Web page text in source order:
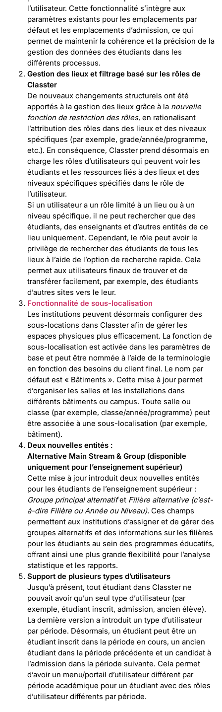
l’utilisateur. Cette fonctionnalité s’intègre aux
paramètres existants pour les emplacements par
défaut et les emplacements d’admission, ce qui
permet de maintenir la cohérence et la précision de la
gestion des données des étudiants dans les
différents processus.
Gestion des lieux et filtrage basé sur les rôles de
Classter
De nouveaux changements structurels ont été
apportés à la gestion des lieux grâce à la nouvelle
fonction de restriction des rôles, en rationalisant
l’attribution des rôles dans des lieux et des niveaux
spécifiques (par exemple, grade/année/programme,
etc.). En conséquence, Classter prend désormais en
charge les rôles d’utilisateurs qui peuvent voir les
étudiants et les ressources liés à des lieux et des
niveaux spécifiques spécifiés dans le rôle de
l’utilisateur.
Si un utilisateur a un rôle limité à un lieu ou à un
niveau spécifique, il ne peut rechercher que des
étudiants, des enseignants et d’autres entités de ce
lieu uniquement. Cependant, le rôle peut avoir le
privilège de rechercher des étudiants de tous les
lieux à l’aide de l’option de recherche rapide. Cela
permet aux utilisateurs finaux de trouver et de
transférer facilement, par exemple, des étudiants
d’autres sites vers le leur.
Fonctionnalité de sous-localisation
Les institutions peuvent désormais configurer des
sous-locations dans Classter afin de gérer les
espaces physiques plus efficacement. La fonction de
sous-localisation est activée dans les paramètres de
base et peut être nommée à l’aide de la terminologie
en fonction des besoins du client final. Le nom par
défaut est « Bâtiments ». Cette mise à jour permet
d’organiser les salles et les installations dans
différents bâtiments ou campus. Toute salle ou
classe (par exemple, classe/année/programme) peut
être associée à une sous-localisation (par exemple,
bâtiment).
Deux nouvelles entités :
Alternative Main Stream & Group (disponible
uniquement pour l’enseignement supérieur)
Cette mise à jour introduit deux nouvelles entités
pour les étudiants de l’enseignement supérieur :
Groupe principal alternatifet Filière alternative (c’est-
à-dire Filière ou Année ou Niveau). Ces champs
permettent aux institutions d’assigner et de gérer des
groupes alternatifs et des informations sur les filières
pour les étudiants au sein des programmes éducatifs,
offrant ainsi une plus grande flexibilité pour l’analyse
statistique et les rapports.
Support de plusieurs types d’utilisateurs
Jusqu’à présent, tout étudiant dans Classter ne
pouvait avoir qu’un seul type d’utilisateur (par
exemple, étudiant inscrit, admission, ancien élève).
La dernière version a introduit un type d’utilisateur
par période. Désormais, un étudiant peut être un
étudiant inscrit dans la période en cours, un ancien
étudiant dans la période précédente et un candidat à
l’admission dans la période suivante. Cela permet
d’avoir un menu/portail d’utilisateur différent par
période académique pour un étudiant avec des rôles
d’utilisateur différents par période.